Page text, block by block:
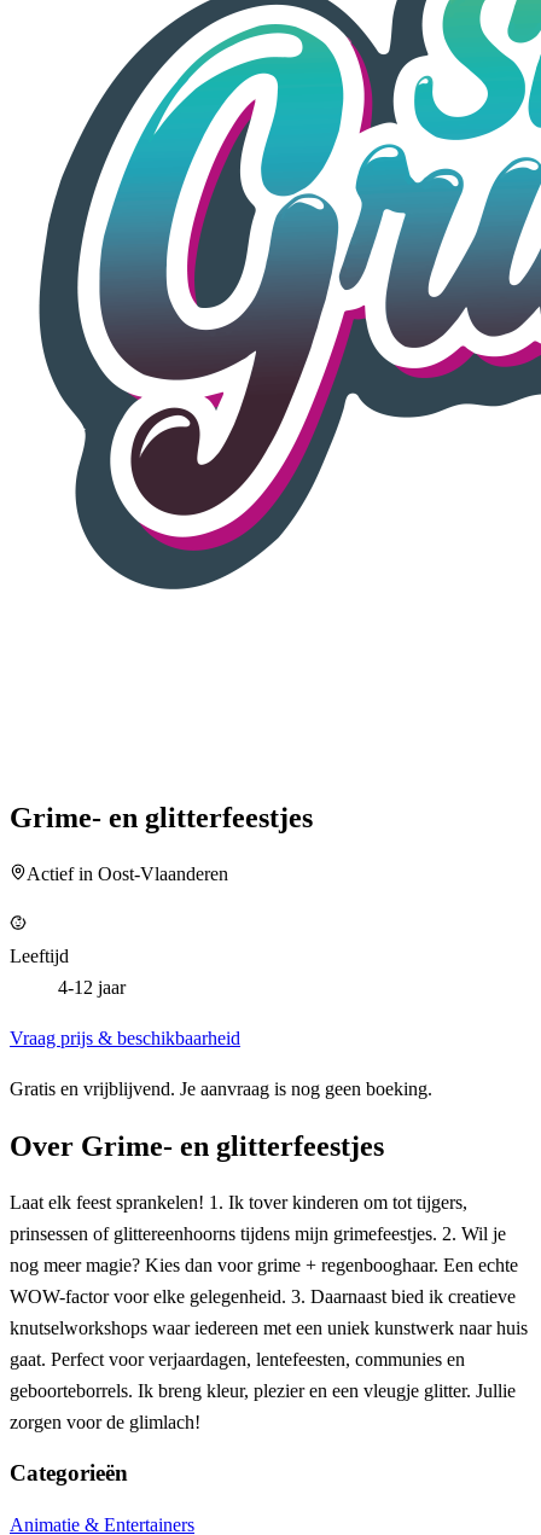
Grime- en glitterfeestjes
Actief in Oost-Vlaanderen
Leeftijd
4-12 jaar
Vraag prijs & beschikbaarheid
Gratis en vrijblijvend. Je aanvraag is nog geen boeking.
Over Grime- en glitterfeestjes
Laat elk feest sprankelen! 1. Ik tover kinderen om tot tijgers,
prinsessen of glittereenhoorns tijdens mijn grimefeestjes. 2. Wil je
nog meer magie? Kies dan voor grime + regenbooghaar. Een echte
WOW-factor voor elke gelegenheid. 3. Daarnaast bied ik creatieve
knutselworkshops waar iedereen met een uniek kunstwerk naar huis
gaat. Perfect voor verjaardagen, lentefeesten, communies en
geboorteborrels. Ik breng kleur, plezier en een vleugje glitter. Jullie
zorgen voor de glimlach!
Categorieën
Animatie & Entertainers